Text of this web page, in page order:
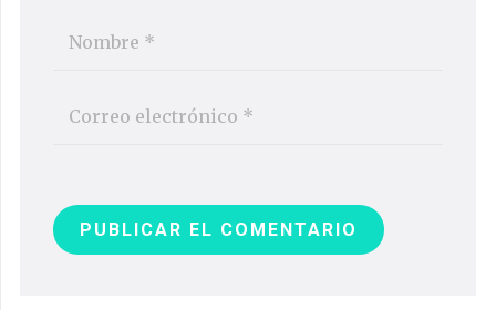
PUBLICAR EL COMENTARIO